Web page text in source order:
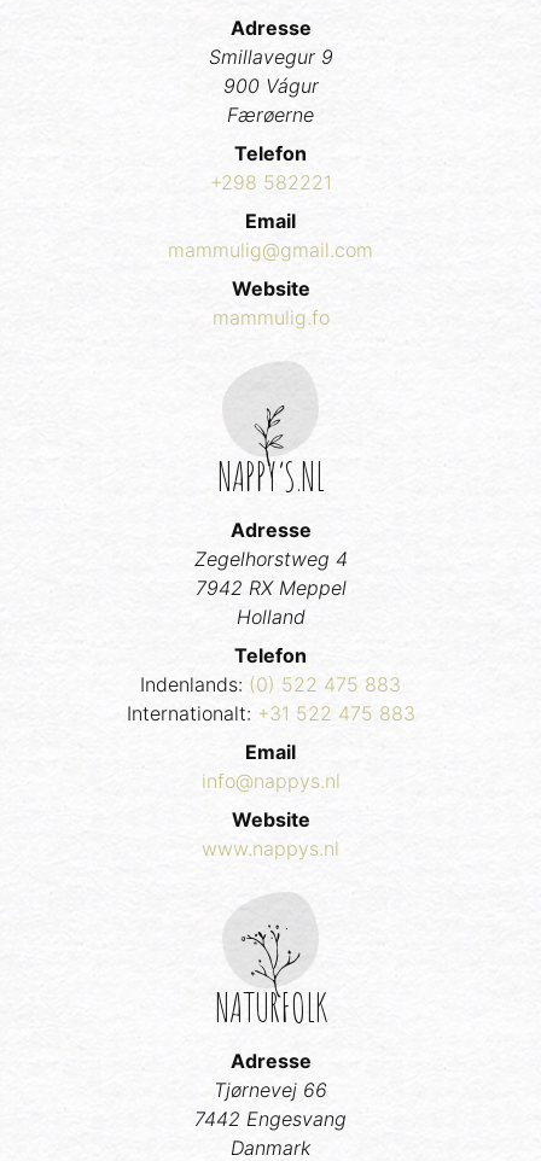
Adresse
Smillavegur 9
900 Vágur
Færøerne
Telefon
+298 582221
Email
mammulig@gmail.com
Website
mammulig.fo
NAPPY’S.NL
Adresse
Zegelhorstweg 4
7942 RX Meppel
Holland
Telefon
Indenlands: (0) 522 475 883
Internationalt: +31 522 475 883
Email
info@nappys.nl
Website
www.nappys.nl
NATURFOLK
Adresse
Tjørnevej 66
7442 Engesvang
Danmark